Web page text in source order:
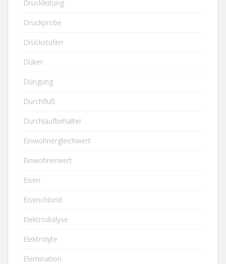
Druckleitung
Druckprobe
Druckstufen
Düker
Düngung
Durchfluß
Durchlaufbehälter
Einwohnergleichwert
Einwohnerwert
Eisen
Eisenchlorid
Elektrodialyse
Elektrolyte
Elemination